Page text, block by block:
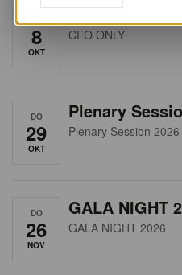
8
OKT
RET-TALK
CEO ONLY
DO
29
OKT
Plenary
Plenary Session 2026
DO
26
NOV
GALA NIGHT
GALA NIGHT 2026